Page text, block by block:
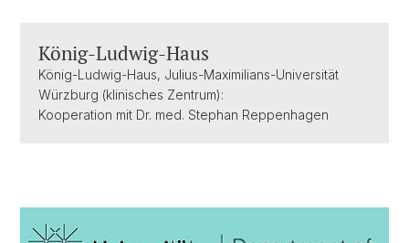
König-Ludwig-Haus
König-Ludwig-Haus, Julius-Maximilians-Universität
Würzburg (klinisches Zentrum):
Kooperation mit Dr. med. Stephan Reppenhagen